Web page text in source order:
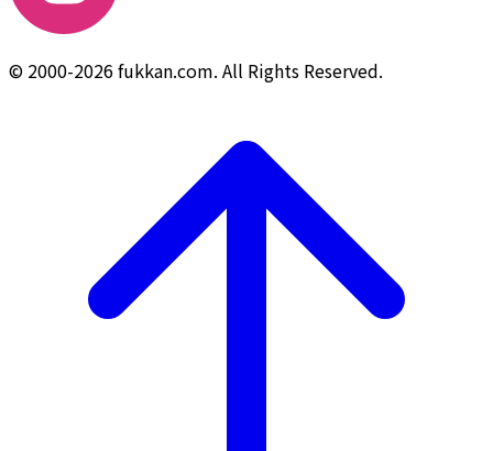
© 2000-2026 fukkan.com. All Rights Reserved.